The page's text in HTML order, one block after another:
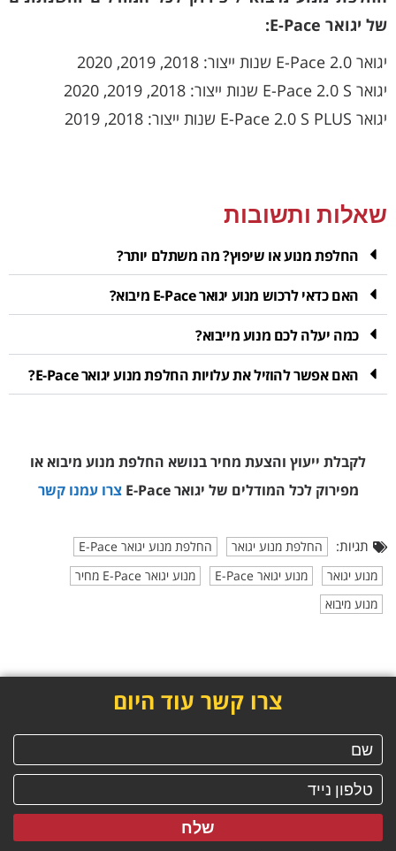
של יגואר E-Pace:
יגואר E-Pace 2.0 שנות ייצור: 2018, 2019, 2020
יגואר E-Pace 2.0 S שנות ייצור: 2018, 2019, 2020
יגואר E-Pace 2.0 S PLUS שנות ייצור: 2018, 2019
שאלות ותשובות
החלפת מנוע או שיפוץ? מה משתלם יותר?
האם כדאי לרכוש מנוע יגואר E-Pace מיבוא?
כמה יעלה לכם מנוע מייבוא?
האם אפשר להוזיל את עלויות החלפת מנוע יגואר E-Pace?
לקבלת ייעוץ והצעת מחיר בנושא החלפת מנוע מיבוא או
מפירוקלכל המודלים של יגואר E-Pace צרו עמנו קשר
תגיות: החלפת מנוע יגואר
החלפת מנוע יגואר E-Pace
מנוע יגואר
מנוע יגואר E-Pace
מנוע יגואר E-Pace מחיר
מנוע מיבוא
צרו קשר עוד היום
שלח